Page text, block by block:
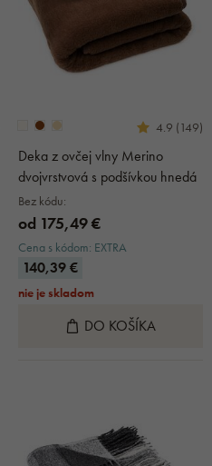
4.9 (149)
Deka z ovčej vlny Merino
dvojvrstvová s podšívkou hnedá
Bez kódu:
od 175,49 €
Cena s kódom: EXTRA
140,39 €
nie je skladom
DO KOŠÍKA